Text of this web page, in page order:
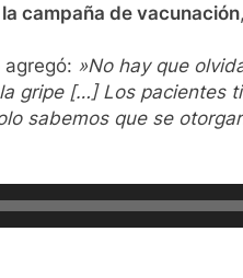
campaña de vacunación
»No hay que
gripe […] Los pacientes
sabemos que se